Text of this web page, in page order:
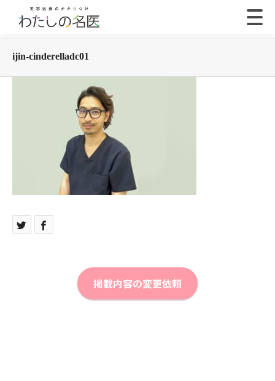
ijin-cinderelladc01
掲載内容の変更依頼